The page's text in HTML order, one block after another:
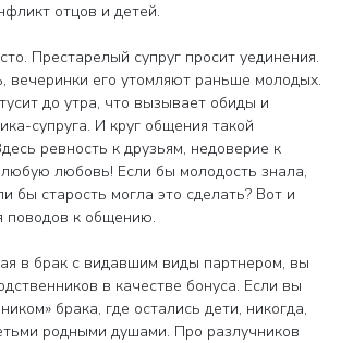
отцов и детей.
Престарелый супруг просит уединения.
вечеринки его утомляют раньше молодых.
до утра, что вызывает обиды и
супруга. И круг общения такой
ревность к друзьям, недоверие к
любовь! Если бы молодость знала,
бы старость могла это сделать? Вот и
поводов к общению.
в брак с видавшим виды партнером, вы
в качестве бонуса. Если вы
брака, где остались дети, никогда,
родными душами. Про разлучников